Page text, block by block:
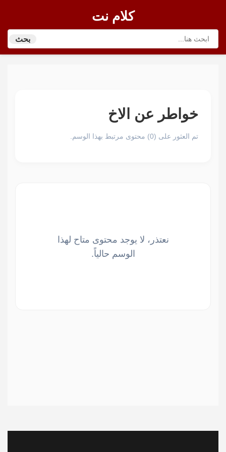
كلام نت
بحث
خواطر عن الاخ
تم العثور على (0) محتوى مرتبط بهذا الوسم.
نعتذر، لا يوجد محتوى متاح لهذا
الوسم حالياً.